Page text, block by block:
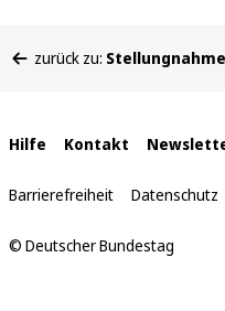
befinden
zurück zu:
Interne
Links
Hilfe Kontakt
Barrierefreiheit Datenschutz
© Deutscher Bundestag